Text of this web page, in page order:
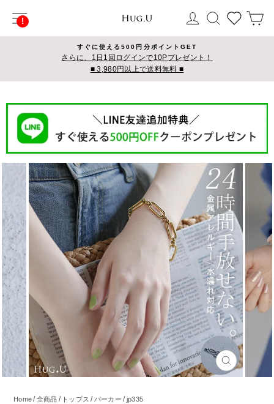
ス
サイトナビゲーション ログイン
検索
すぐに使える500円分ポイントGET
さらに、1日1回ログインで10Pプレゼント！
■ 3,980円以上で送料無料 ■
閉
じ
Home 全商品 トップス パーカー jp335